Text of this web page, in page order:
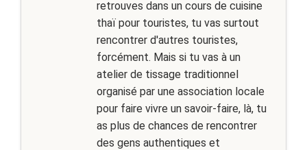
retrouves dans un cours de cuisine
thaï pour touristes, tu vas surtout
rencontrer d'autres touristes,
forcément. Mais si tu vas à un
atelier de tissage traditionnel
organisé par une association locale
pour faire vivre un savoir-faire, là, tu
as plus de chances de rencontrer
des gens authentiques et